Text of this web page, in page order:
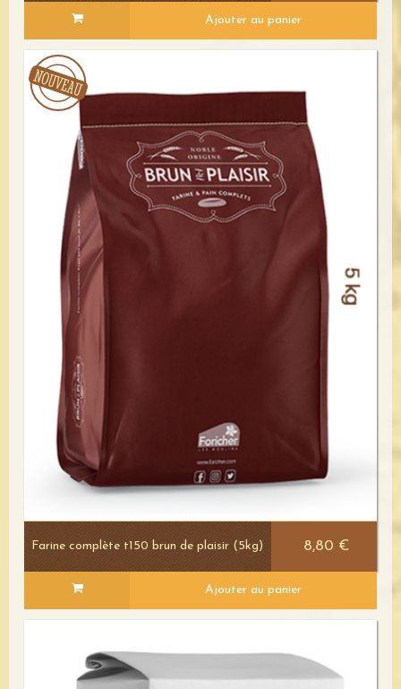
Voir le détail
Ajouter au panier
Farine complète t150 brun de plaisir (5kg) 8,80 €
Ajouter au panier